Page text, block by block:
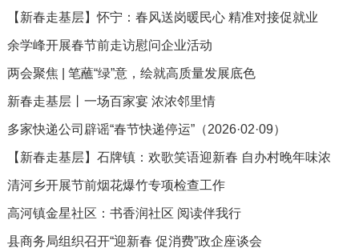
【新春走基层】怀宁：春风送岗暖民心 精准对接促就业
余学峰开展春节前走访慰问企业活动
两会聚焦 | 笔蘸“绿”意，绘就高质量发展底色
新春走基层丨一场百家宴 浓浓邻里情
多家快递公司辟谣“春节快递停运”（2026·02·09）
【新春走基层】石牌镇：欢歌笑语迎新春 自办村晚年味浓
清河乡开展节前烟花爆竹专项检查工作
高河镇金星社区：书香润社区 阅读伴我行
县商务局组织召开“迎新春 促消费”政企座谈会